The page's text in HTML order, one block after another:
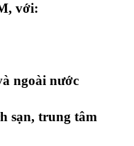
với:
ngoài nước
sạn, trung tâm